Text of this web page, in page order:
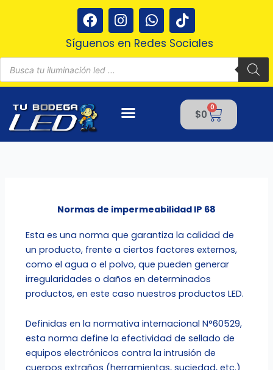
F
a
c
e
b
o
k
I
n
s
t
g
a
W
h
a
t
a
T
i
k
t
k
Síguenos en Redes Sociales
Búsqueda
productos
$0
0
Cart
Normas de impermeabilidad IP 68
Esta es una norma que garantiza la calidad de
un producto, frente a ciertos factores externos,
como el agua o el polvo, que pueden generar
irregularidades o daños en determinados
productos, en este caso nuestros productos LED.
Definidas en la normativa internacional N°60529,
esta norma define la efectividad de sellado de
equipos electrónicos contra la intrusión de